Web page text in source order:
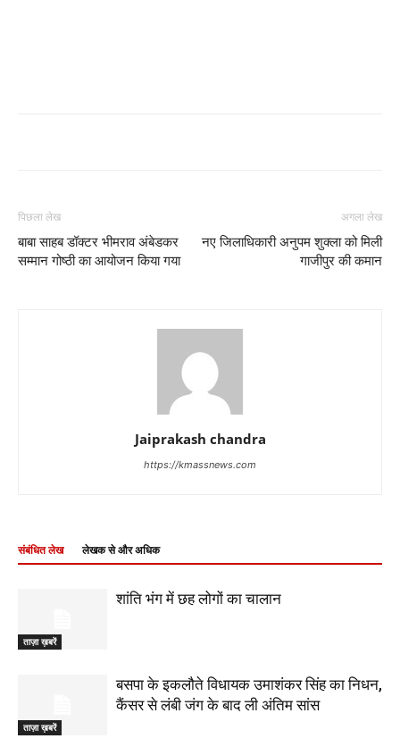
पिछला लेख
बाबा साहब डॉक्टर भीमराव अंबेडकर
सम्मान गोष्ठी का आयोजन किया गया
अगला लेख
नए जिलाधिकारी अनुपम शुक्ला को मिली
गाजीपुर की कमान
Jaiprakash chandra
https://kmassnews.com
संबंधित लेख लेखक से और अधिक
ताज़ा ख़बरें
शांति भंग में छह लोगों का चालान
ताज़ा ख़बरें
बसपा के इकलौते विधायक उमाशंकर सिंह का निधन,
कैंसर से लंबी जंग के बाद ली अंतिम सांस